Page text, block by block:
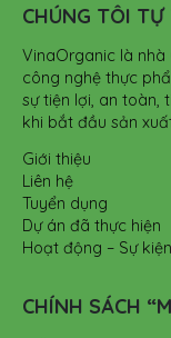
CHÚNG TÔI TỰ
VinaOrganic là
công nghệ thực
sự tiện lợi, an toàn,
khi bắt đầu sản
Giới thiệu
Liên hệ
Tuyển dụng
Dự án đã thực hiện
Hoạt động – Sự kiện
CHÍNH SÁCH